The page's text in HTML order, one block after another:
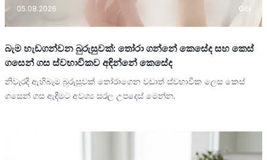
05.08.2026 Oči
බැම හැඩගන්වන බුරුසුවක්: තෝරා ගන්නේ කෙසේද සහ කෙස්
ගසෙන් ගස ස්වභාවිකව අඳින්නේ කෙසේද
නිවැරදි ඇහිබැම බුරුසුවක් තෝරාගෙන වඩාත් ස්වභාවික ලෙස කෙස්
ගසෙන් ගස ඇඳීමට අවශ්‍ය සරල උපදෙස් මෙන්න.